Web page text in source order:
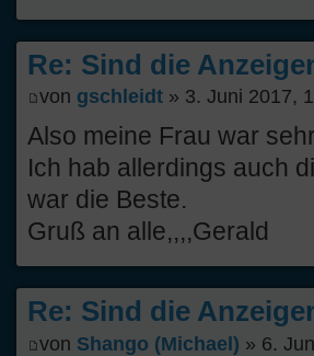
Re: Sind die
von gschleidt » 3. Juni 2017,
Also meine Frau war
Ich hab allerdings auch
war die Beste.
Gruß an alle,,,,Gerald
Re: Sind die
von Shango (Michael) » 6.